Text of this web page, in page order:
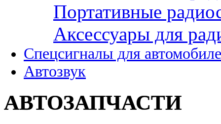
Портативные
Аксессуары для
Спецсигналы для
Автозвук
АВТОЗАПЧАСТИ